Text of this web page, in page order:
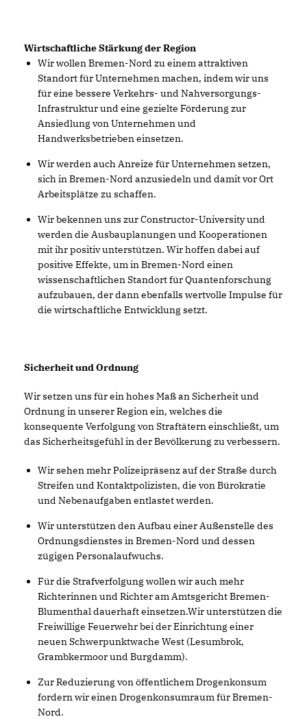
Wirtschaftliche Stärkung der Region
Wir wollen Bremen-Nord zu einem attraktiven
Standort für Unternehmen machen, indem wir uns
für eine bessere Verkehrs- und Nahversorgungs-
Infrastruktur und eine gezielte Förderung zur
Ansiedlung von Unternehmen und
Handwerksbetrieben einsetzen.
Wir werden auch Anreize für Unternehmen setzen,
sich in Bremen-Nord anzusiedeln und damit vor Ort
Arbeitsplätze zu schaffen.
Wir bekennen uns zur Constructor-University und
werden die Ausbauplanungen und Kooperationen
mit ihr positiv unterstützen. Wir hoffen dabei auf
positive Effekte, um in Bremen-Nord einen
wissenschaftlichen Standort für Quantenforschung
aufzubauen, der dann ebenfalls wertvolle Impulse für
die wirtschaftliche Entwicklung setzt.
Sicherheit und Ordnung
Wir setzen uns für ein hohes Maß an Sicherheit und
Ordnung in unserer Region ein, welches die
konsequente Verfolgung von Straftätern einschließt, um
das Sicherheitsgefühl in der Bevölkerung zu verbessern.
Wir sehen mehr Polizeipräsenz auf der Straße durch
Streifen und Kontaktpolizisten, die von Bürokratie
und Nebenaufgaben entlastet werden.
Wir unterstützen den Aufbau einer Außenstelle des
Ordnungsdienstes in Bremen-Nord und dessen
zügigen Personalaufwuchs.
Für die Strafverfolgung wollen wir auch mehr
Richterinnen und Richter am Amtsgericht Bremen-
Blumenthal dauerhaft einsetzen.Wir unterstützen die
Freiwillige Feuerwehr bei der Einrichtung einer
neuen Schwerpunktwache West (Lesumbrok,
Grambkermoor und Burgdamm).
Zur Reduzierung von öffentlichem Drogenkonsum
fordern wir einen Drogenkonsumraum für Bremen-
Nord.